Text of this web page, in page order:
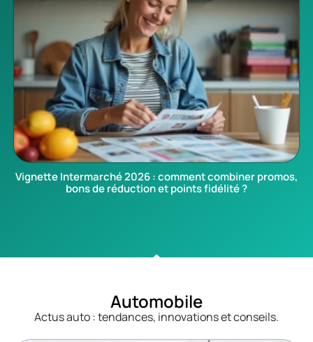
Vignette Intermarché 2026 : comment combiner promos,
bons de réduction et points fidélité ?
Automobile
Actus auto : tendances, innovations et conseils.